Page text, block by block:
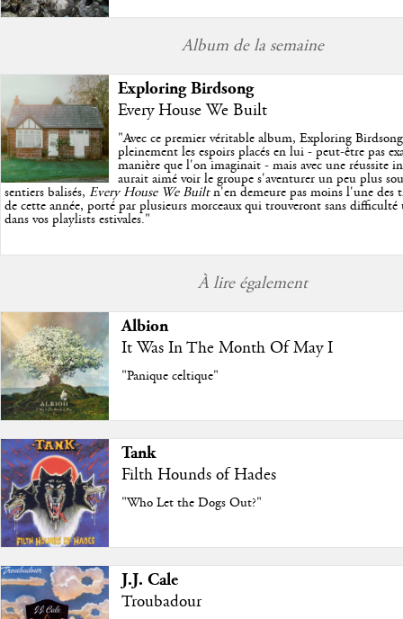
Album de la semaine
Exploring Birdsong
Every House We Built
"Avec ce premier véritable album, Exploring
pleinement les espoirs placés en lui - peut-être pas
manière que l'on imaginait - mais avec une réussite
aurait aimé voir le groupe s'aventurer un peu plus
sentiers balisés, Every House We Builtn'en demeure pas moins l'une des
de cette année, porté par plusieurs morceaux qui trouveront sans difficulté
dans vos playlists estivales."
À lire également
Albion
It Was In The Month Of May I
"Panique celtique"
Tank
Filth Hounds of Hades
"Who Let the Dogs Out?"
J.J. Cale
Troubadour